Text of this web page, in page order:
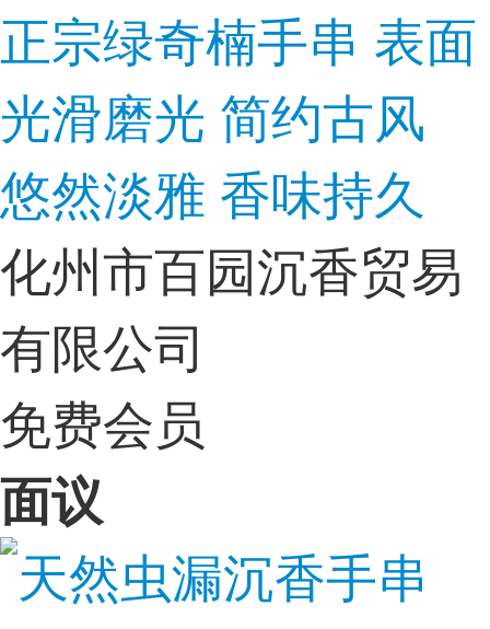
正宗绿奇楠手串 表面
光滑磨光 简约古风
悠然淡雅 香味持久
化州市百园沉香贸易
有限公司
免费会员
面议